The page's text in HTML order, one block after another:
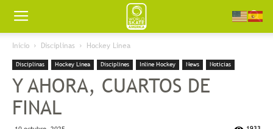
Worldskate
America
Inicio Disciplinas Hockey Linea
Disciplinas Hockey Linea Disciplines Inline Hockey News Noticias
Y AHORA, CUARTOS DE
FINAL